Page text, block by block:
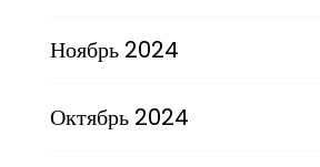
Ноябрь 2024
Октябрь 2024